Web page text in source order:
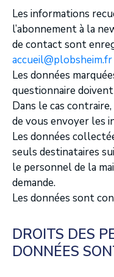
Les informations
l’abonnement à la
de contact sont
accueil@plobsheim.fr
Les données
questionnaire
Dans le cas
de vous envoyer les
Les données
seuls destinataires
le personnel de la
demande.
Les données sont
DROITS DES
DONNÉES